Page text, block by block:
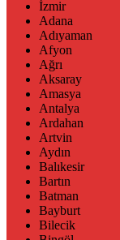
İzmir
Adana
Adıyaman
Afyon
Ağrı
Aksaray
Amasya
Antalya
Ardahan
Artvin
Aydın
Balıkesir
Bartın
Batman
Bayburt
Bilecik